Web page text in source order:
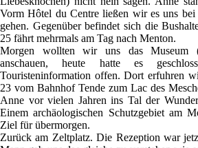
Vorm Hôtel du Centre ließen wir es uns
gehen. Gegenüber befindet sich die
25 fährt mehrmals am Tag nach Menton.
Morgen wollten wir uns das Museum
anschauen, heute hatte es
Touristeninformation offen. Dort erfuhren
23 vom Bahnhof Tende zum Lac des
Anne vor vielen Jahren ins Tal der
Einem archäologischen Schutzgebiet am
Ziel für übermorgen.
Zurück am Zeltplatz. Die Rezeption war